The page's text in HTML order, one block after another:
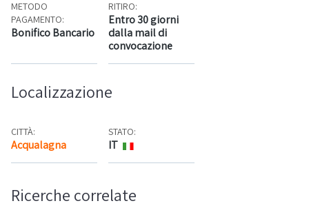
METODO
PAGAMENTO:
Bonifico Bancario
RITIRO:
Entro 30 giorni
dalla mail di
convocazione
Localizzazione
CITTÀ:
Acqualagna Mappa
STATO:
IT
Ricerche correlate